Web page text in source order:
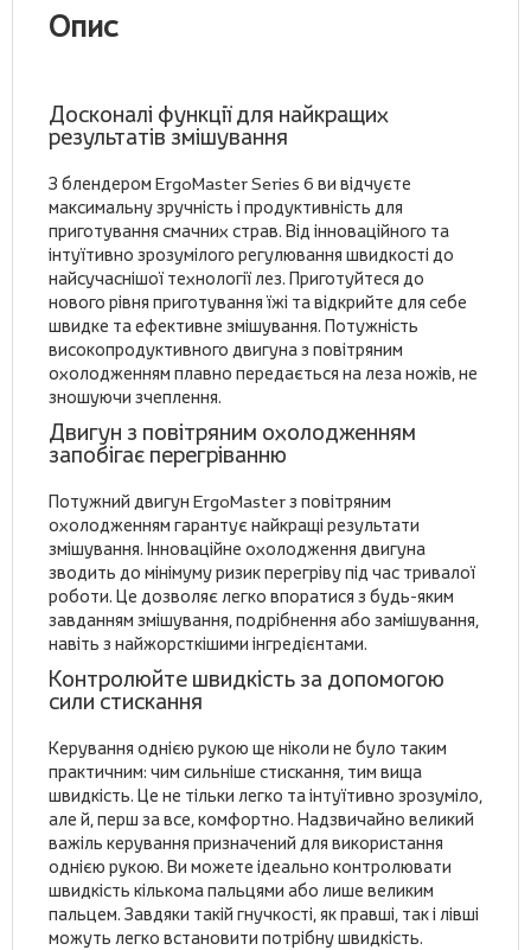
Опис
Досконалі функції для найкращих
результатів змішування
З блендером ErgoMaster Series 6 ви відчуєте
максимальну зручність і продуктивність для
приготування смачних страв. Від інноваційного та
інтуїтивно зрозумілого регулювання швидкості до
найсучаснішої технології лез. Приготуйтеся до
нового рівня приготування їжі та відкрийте для себе
швидке та ефективне змішування. Потужність
високопродуктивного двигуна з повітряним
охолодженням плавно передається на леза ножів, не
зношуючи зчеплення.
Двигун з повітряним охолодженням
запобігає перегріванню
Потужний двигун ErgoMaster з повітряним
охолодженням гарантує найкращі результати
змішування. Інноваційне охолодження двигуна
зводить до мінімуму ризик перегріву під час тривалої
роботи. Це дозволяє легко впоратися з будь-яким
завданням змішування, подрібнення або замішування,
навіть з найжорсткішими інгредієнтами.
Контролюйте швидкість за допомогою
сили стискання
Керування однією рукою ще ніколи не було таким
практичним: чим сильніше стискання, тим вища
швидкість. Це не тільки легко та інтуїтивно зрозуміло,
але й, перш за все, комфортно. Надзвичайно великий
важіль керування призначений для використання
однією рукою. Ви можете ідеально контролювати
швидкість кількома пальцями або лише великим
пальцем. Завдяки такій гнучкості, як правші, так і лівші
можуть легко встановити потрібну швидкість.